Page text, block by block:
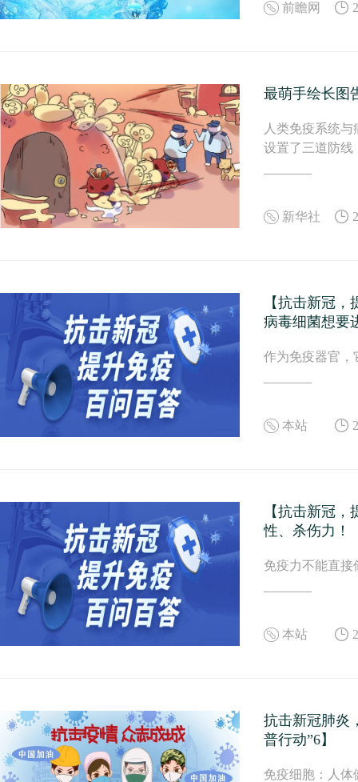
前瞻网
最萌手绘长图
人类免疫系统
设置了三道防线
新华社
【抗击新冠
病毒细菌想要
作为免疫器官，
本站
【抗击新冠
性、杀伤力！
免疫力不能直接
本站
抗击新冠肺炎
普行动”6】
免疫细胞：人体